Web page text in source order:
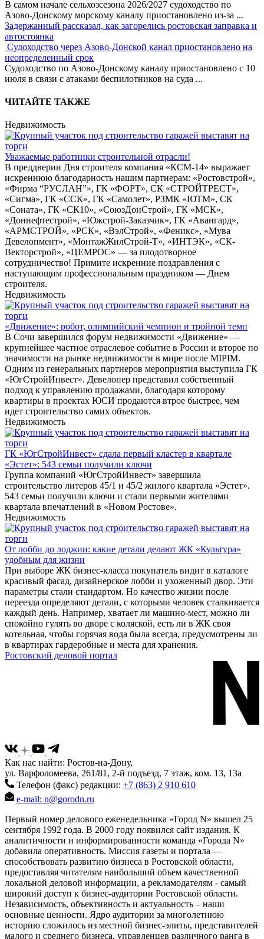
В самом начале сельхозсезона 2026/2027 судоходство по
Азово-Донскому морскому каналу приостановлено из-за ...
Задержанный рассказал, как загорелись ростовская заправка и
автостоянка
Судоходство через Азово-Донской канал приостановлено на
неопределенный срок
Судоходство по Азово-Донскому каналу приостановлено с 10
июля в связи с атаками беспилотников на суда ...
ЧИТАЙТЕ ТАКЖЕ
Недвижимость
Уважаемые работники строительной отрасли!
В преддверии Дня строителя компания «КСМ-14» выражает
искреннюю благодарность нашим партнерам: «Ростовстрой»,
«Фирма “РУСЛАН”», ГК «ФОРТ», СК «СТРОЙТРЕСТ»,
«Сигма», ГК «ССК», ГК «Самолет», РЗМК «ЮТМ», СК
«Соната», ГК «СК10», «СоюзДонСтрой», ГК «МСК»,
«Доннефтестрой», «Южстрой-Заказчик», ГК «Авангард»,
«АРМСТРОЙ», «РСК», «ВэлСтрой», «Феникс», «Мува
Девелопмент», «МонтажЖилСтрой-Т», «ИНТЭК», «СК-
Векторстрой», «ЦЕМРОС» — за плодотворное
сотрудничество! Примите искренние поздравления с
наступающим профессиональным праздником — Днем
строителя.
Недвижимость
«Движение»: робот, олимпийский чемпион и тройной темп
В Сочи завершился форум недвижимости «Движение» —
крупнейшее частное отраслевое событие в России и второе по
значимости на рынке недвижимости в мире после MIPIM.
Одним из генеральных партнеров мероприятия выступила ГК
«ЮгСтройИнвест». Девелопер представил собственный
подход к управлению продажами, благодаря которому
квартиры в проектах ЮСИ продаются втрое быстрее, чем
идет строительство самих объектов.
Недвижимость
ГК «ЮгСтройИнвест» сдала первый кластер в квартале
«Эстет»: 543 семьи получили ключи
Группа компаний «ЮгСтройИнвест» завершила
строительство литеров 45/1 и 45/2 жилого квартала «Эстет».
543 семьи получили ключи и стали первыми жителями
квартала впечатлений в «Новом Ростове».
Недвижимость
От лобби до лоджии: какие детали делают ЖК «Культура»
удобным для жизни
При выборе ЖК бизнес-класса покупатель видит в каталоге
красивый фасад, дизайнерское лобби и ухоженный двор. Эти
параметры стали стандартом. Но качество жизни после
переезда определяют детали, с которыми человек сталкивается
каждый день. Например, хватает ли машино-мест, можно ли
спокойно гулять во дворе с коляской, есть ли в ЖК своя
котельная, чтобы горячая вода была всегда, предусмотрены ли
в квартирах гардеробные и места для хранения.
Ростовский деловой портал
Как нас найти: Ростов-на-Дону,
ул. Варфоломеева, 261/81, 2-й подъезд, 7 этаж, ком. 13, 13а
Телефон (факс) редакции: +7 (863) 2 910 610
e-mail: n@gorodn.ru
Первый номер делового еженедельника «Город N» вышел 25
сентября 1992 года. В 2000 году появился сайт издания. К
аналитичности и информированности команда «Города N»
добавила оперативность. Миссия газеты и портала —
способствовать развитию бизнеса в Ростовской области,
предоставляя читателям наибольший объем качественной
локальной деловой информации, а рекламодателям - самый
широкий доступ к бизнес-аудитории Ростовской области.
Независимость, объективность и актуальность – наши
основные ценности. Ядро аудитории за многолетнюю
историю сложилось из местной бизнес-элиты, представителей
малого и среднего бизнеса, управленцев различного ранга в